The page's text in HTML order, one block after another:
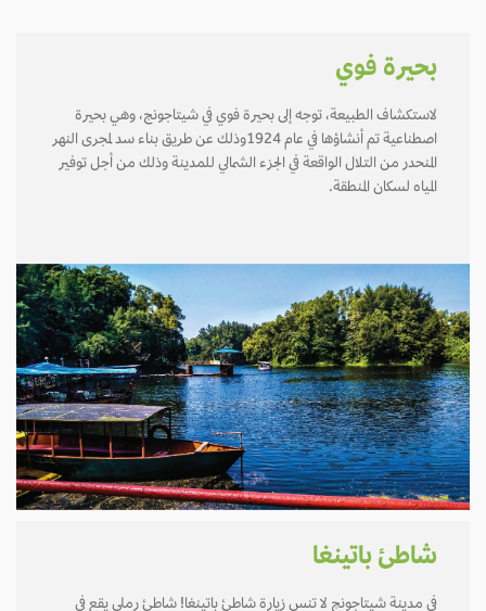
بحيرة فوي
لاستكشاف الطبيعة، توجه إلى بحيرة فوي في شيتاجونج، وهي بحيرة
اصطناعية تم أنشاؤها في عام 1924وذلك عن طريق بناء سد لمجرى النهر
المنحدر من التلال الواقعة في الجزء الشمالي للمدينة وذلك من أجل توفير
المياه لسكان المنطقة.
شاطئ باتينغا
في مدينة شيتاجونج لا تنس زيارة شاطئ باتينغا! شاطئ رملي يقع في